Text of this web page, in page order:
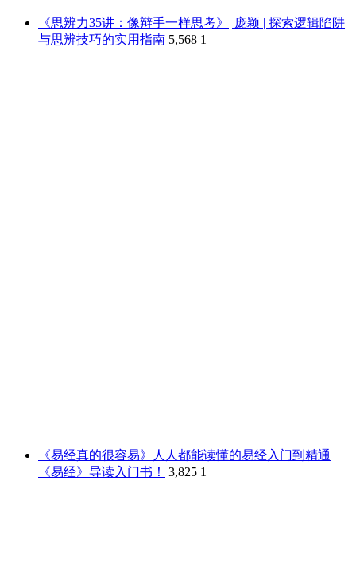
《思辨力35讲：像辩手一样思考》| 庞颖 | 探索逻辑陷阱
与思辨技巧的实用指南 5,568 1
《易经真的很容易》人人都能读懂的易经入门到精通
《易经》导读入门书！
3,825 1